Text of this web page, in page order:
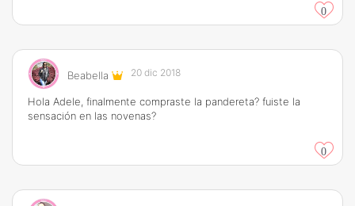
0
Beabella 20 dic 2018
Hola Adele, finalmente compraste la pandereta? fuiste la
sensación en las novenas?
0